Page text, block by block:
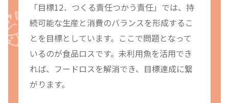
「目標12．つくる責任つかう責任」では、持
続可能な生産と消費のバランスを形成するこ
とを目標としています。ここで問題となって
いるのが食品ロスです。未利用魚を活用でき
れば、フードロスを解消でき、目標達成に繋
がります。